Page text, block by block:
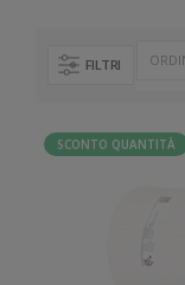
FILTRI
SCONTO QUANTITÀ